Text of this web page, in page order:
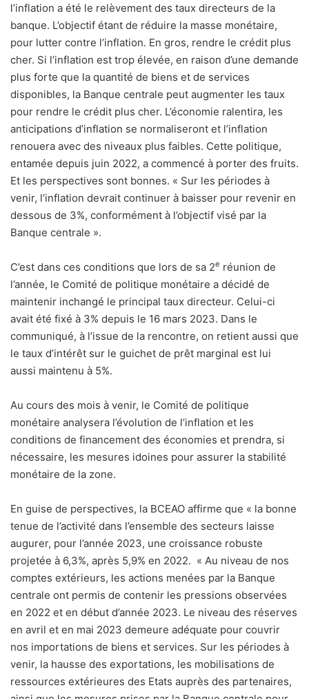
l’inflation a été le relèvement des taux directeurs de la
banque. L’objectif étant de réduire la masse monétaire,
pour lutter contre l’inflation. En gros, rendre le crédit plus
cher. Si l’inflation est trop élevée, en raison d’une demande
plus forte que la quantité de biens et de services
disponibles, la Banque centrale peut augmenter les taux
pour rendre le crédit plus cher. L’économie ralentira, les
anticipations d’inflation se normaliseront et l’inflation
renouera avec des niveaux plus faibles. Cette politique,
entamée depuis juin 2022, a commencé à porter des fruits.
Et les perspectives sont bonnes. « Sur les périodes à
venir, l’inflation devrait continuer à baisser pour revenir en
dessous de 3%, conformément à l’objectif visé par la
Banque centrale ».
C’est dans ces conditions que lors de sa 2e réunion de
l’année, le Comité de politique monétaire a décidé de
maintenir inchangé le principal taux directeur. Celui-ci
avait été fixé à 3% depuis le 16 mars 2023. Dans le
communiqué, à l’issue de la rencontre, on retient aussi que
le taux d’intérêt sur le guichet de prêt marginal est lui
aussi maintenu à 5%.
Au cours des mois à venir, le Comité de politique
monétaire analysera l’évolution de l’inflation et les
conditions de financement des économies et prendra, si
nécessaire, les mesures idoines pour assurer la stabilité
monétaire de la zone.
En guise de perspectives, la BCEAO affirme que « la bonne
tenue de l’activité dans l’ensemble des secteurs laisse
augurer, pour l’année 2023, une croissance robuste
projetée à 6,3%, après 5,9% en 2022. « Au niveau de nos
comptes extérieurs, les actions menées par la Banque
centrale ont permis de contenir les pressions observées
en 2022 et en début d’année 2023. Le niveau des réserves
en avril et en mai 2023 demeure adéquate pour couvrir
nos importations de biens et services. Sur les périodes à
venir, la hausse des exportations, les mobilisations de
ressources extérieures des Etats auprès des partenaires,